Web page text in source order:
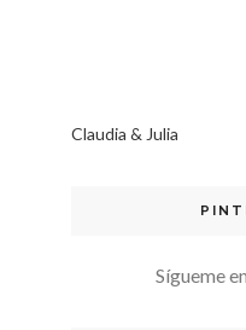
Claudia & Julia
Sígueme